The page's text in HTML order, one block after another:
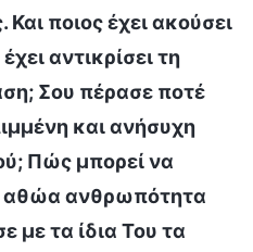
ποιος έχει ακούσει
αντικρίσει τη
Σου πέρασε ποτέ
και ανήσυχη
Πώς μπορεί να
αθώα ανθρωπότητα
με τα ίδια Του τα